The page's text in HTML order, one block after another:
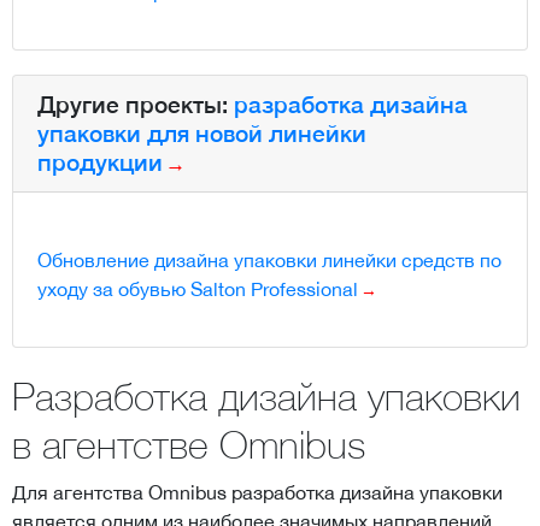
Другие проекты: разработка дизайна
упаковки для новой линейки
продукции
Обновление дизайна упаковки линейки средств по
уходу за обувью Salton Professional
Разработка дизайна упаковки
в агентстве Omnibus
Для агентства Omnibus разработка дизайна упаковки
является одним из наиболее значимых направлений